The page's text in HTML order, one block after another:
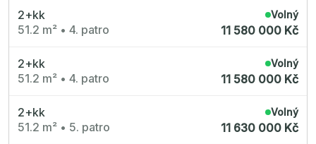
2+kk
51.2 m² • 4. patro
Volný
11 580 000 Kč
2+kk
51.2 m² • 4. patro
Volný
11 580 000 Kč
2+kk
51.2 m² • 5. patro
Volný
11 630 000 Kč